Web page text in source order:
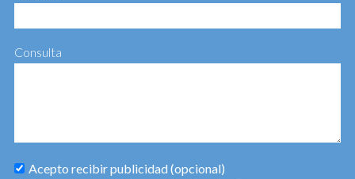
Consulta
Acepto recibir publicidad (opcional)